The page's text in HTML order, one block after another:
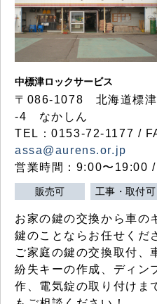
中標津ロックサービス
〒086-1078 北海道標津
-4 なかしん
TEL：0153-72-1177 /
assa@aurens.or.jp
営業時間：9:00〜19:00 /
販売可 工事・取付可
お家の鍵の交換から車の
鍵のことならお任せくだ
ご家庭の鍵の交換取付、
紛失キーの作成、ディン
作、電気錠の取り付けま